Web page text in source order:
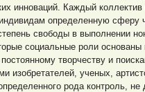
инноваций. Каждый
определенную сферу
свободы в выполнении
социальные роли основаны
творчеству и
изобретателей, ученых,
рода контроль, не